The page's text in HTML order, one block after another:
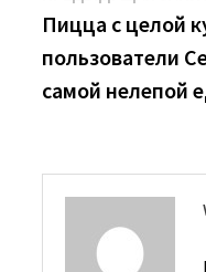
по
записям
Пицца с целой
пользователи
самой нелепой